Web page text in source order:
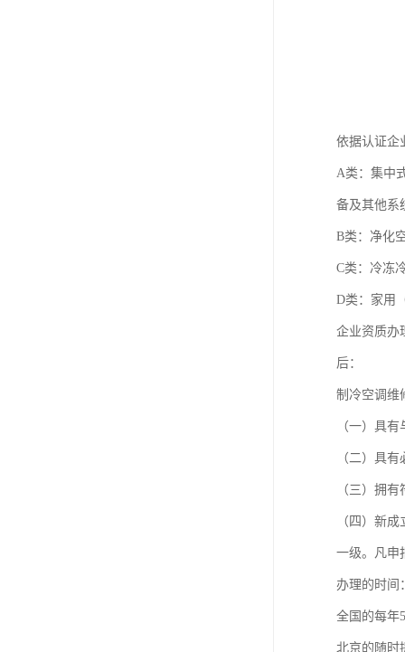
依据认证企
A类：集中
备及其他系
B类：净化
C类：冷冻
D类：家用
企业资质
后：
制冷空调维
（一）具
（二）具
（三）拥
（四）新
一级。凡申
办理的时间：
全国的每年
北京的随时